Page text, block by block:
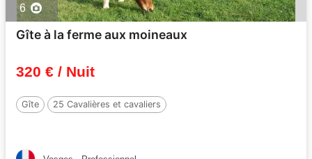
6
Gîte à la ferme aux moineaux
320 € / Nuit
Gîte 25 Cavalières et cavaliers